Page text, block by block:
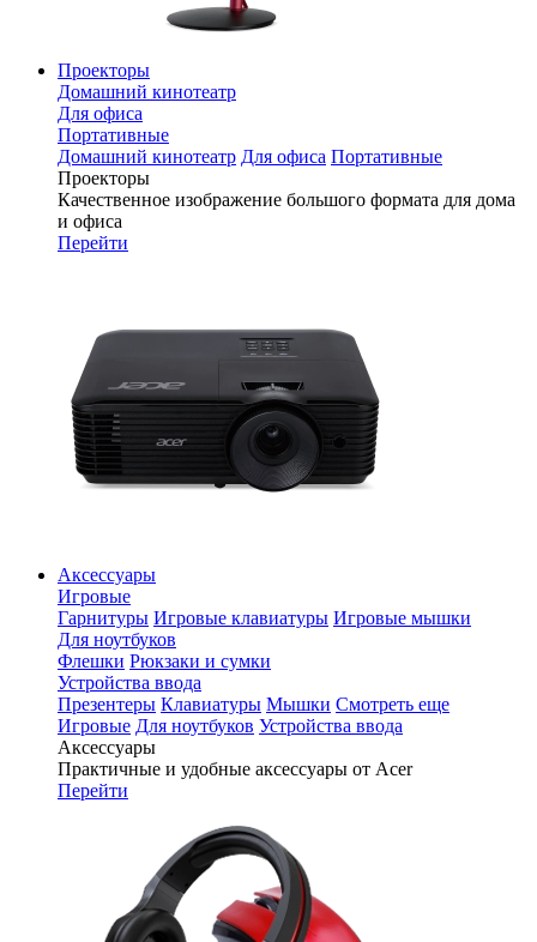
Проекторы
Домашний кинотеатр
Для офиса
Портативные
Домашний кинотеатр Для офиса Портативные
Проекторы
Качественное изображение большого формата для дома
и офиса
Перейти
Аксессуары
Игровые
Гарнитуры Игровые клавиатуры Игровые мышки
Для ноутбуков
Флешки Рюкзаки и сумки
Устройства ввода
Презентеры Клавиатуры Мышки Смотреть еще
Игровые Для ноутбуков Устройства ввода
Аксессуары
Практичные и удобные аксессуары от Acer
Перейти